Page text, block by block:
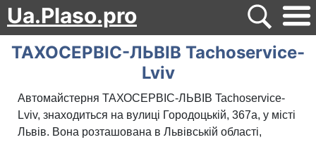
Ua.Plaso.pro
ТАХОСЕРВІС-ЛЬВІВ Tachoservice-
Lviv
Автомайстерня ТАХОСЕРВІС-ЛЬВІВ Tachoservice-
Lviv, знаходиться на вулиці Городоцькій, 367а, у місті
Львів. Вона розташована в Львівській області,